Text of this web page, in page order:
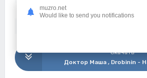
Качество:
Скачать
Доктор Маша , Drobinin -
muzro.net
Would like to send you notifications